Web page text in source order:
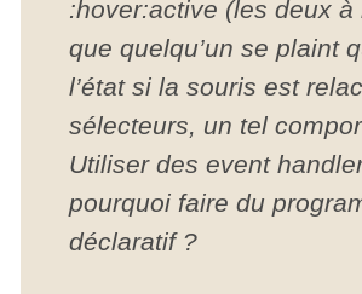
:hover:active (les deux à
que quelqu’un se plaint
l’état si la souris est
sélecteurs, un tel
Utiliser des event
pourquoi faire du
déclaratif ?